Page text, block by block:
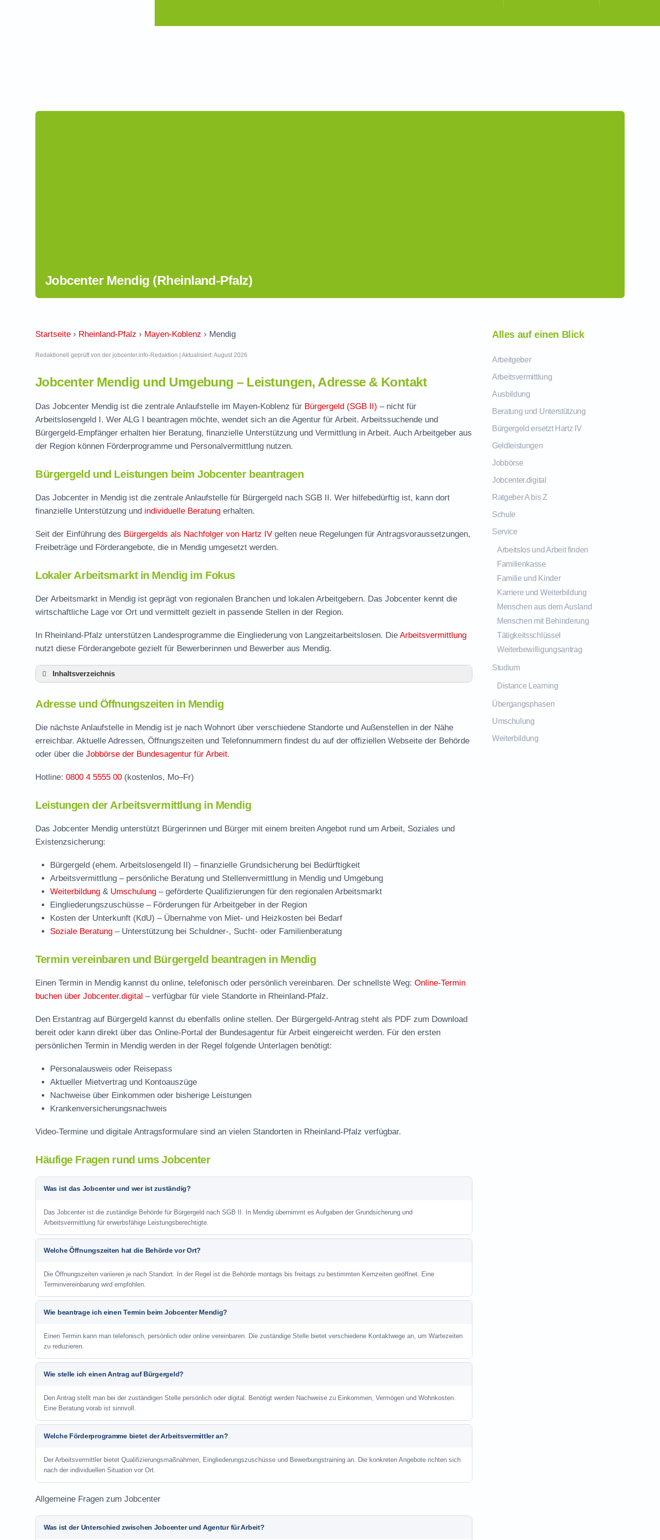
Jobcenter Mendig (Rheinland-Pfalz)
Startseite › Rheinland-Pfalz › Mayen-Koblenz › Mendig
Redaktionell geprüft von der jobcenter.info-Redaktion | Aktualisiert: August 2026
Jobcenter Mendig und Umgebung – Leistungen, Adresse & Kontakt
Das Jobcenter Mendig ist die zentrale Anlaufstelle im Mayen-Koblenz für Bürgergeld (SGB II) – nicht für
Arbeitslosengeld I. Wer ALG I beantragen möchte, wendet sich an die Agentur für Arbeit. Arbeitssuchende und
Bürgergeld-Empfänger erhalten hier Beratung, finanzielle Unterstützung und Vermittlung in Arbeit. Auch Arbeitgeber aus
der Region können Förderprogramme und Personalvermittlung nutzen.
Bürgergeld und Leistungen beim Jobcenter beantragen
Das Jobcenter in Mendig ist die zentrale Anlaufstelle für Bürgergeld nach SGB II. Wer hilfebedürftig ist, kann dort
finanzielle Unterstützung und individuelle Beratung erhalten.
Seit der Einführung des Bürgergelds als Nachfolger von Hartz IV gelten neue Regelungen für Antragsvoraussetzungen,
Freibeträge und Förderangebote, die in Mendig umgesetzt werden.
Lokaler Arbeitsmarkt in Mendig im Fokus
Der Arbeitsmarkt in Mendig ist geprägt von regionalen Branchen und lokalen Arbeitgebern. Das Jobcenter kennt die
wirtschaftliche Lage vor Ort und vermittelt gezielt in passende Stellen in der Region.
In Rheinland-Pfalz unterstützen Landesprogramme die Eingliederung von Langzeitarbeitslosen. Die Arbeitsvermittlung
nutzt diese Förderangebote gezielt für Bewerberinnen und Bewerber aus Mendig.
Inhaltsverzeichnis
Leistungen der Arbeitsvermittlung in Mendig
Termin vereinbaren und Bürgergeld beantragen
Jobcenter Mayen-Koblenz – zuständige Stelle
Stellenangebote und Jobbörse in Mendig
Häufige Fragen rund ums Jobcenter
Adresse und Öffnungszeiten in Mendig
Die nächste Anlaufstelle in Mendig ist je nach Wohnort über verschiedene Standorte und Außenstellen in der Nähe
erreichbar. Aktuelle Adressen, Öffnungszeiten und Telefonnummern findest du auf der offiziellen Webseite der Behörde
oder über die Jobbörse der Bundesagentur für Arbeit.
Hotline: 0800 4 5555 00 (kostenlos, Mo–Fr)
Leistungen der Arbeitsvermittlung in Mendig
Das Jobcenter Mendig unterstützt Bürgerinnen und Bürger mit einem breiten Angebot rund um Arbeit, Soziales und
Existenzsicherung:
Bürgergeld (ehem. Arbeitslosengeld II) – finanzielle Grundsicherung bei Bedürftigkeit
Arbeitsvermittlung – persönliche Beratung und Stellenvermittlung in Mendig und Umgebung
Weiterbildung & Umschulung – geförderte Qualifizierungen für den regionalen Arbeitsmarkt
Eingliederungszuschüsse – Förderungen für Arbeitgeber in der Region
Kosten der Unterkunft (KdU) – Übernahme von Miet- und Heizkosten bei Bedarf
Soziale Beratung – Unterstützung bei Schuldner-, Sucht- oder Familienberatung
Termin vereinbaren und Bürgergeld beantragen in Mendig
Einen Termin in Mendig kannst du online, telefonisch oder persönlich vereinbaren. Der schnellste Weg: Online-Termin
buchen über Jobcenter.digital – verfügbar für viele Standorte in Rheinland-Pfalz.
Den Erstantrag auf Bürgergeld kannst du ebenfalls online stellen. Der Bürgergeld-Antrag steht als PDF zum Download
bereit oder kann direkt über das Online-Portal der Bundesagentur für Arbeit eingereicht werden. Für den ersten
persönlichen Termin in Mendig werden in der Regel folgende Unterlagen benötigt:
Personalausweis oder Reisepass
Aktueller Mietvertrag und Kontoauszüge
Nachweise über Einkommen oder bisherige Leistungen
Krankenversicherungsnachweis
Video-Termine und digitale Antragsformulare sind an vielen Standorten in Rheinland-Pfalz verfügbar.
Häufige Fragen rund ums Jobcenter
Was ist das Jobcenter und wer ist zuständig?
Das Jobcenter ist die zuständige Behörde für Bürgergeld nach SGB II. In Mendig übernimmt es Aufgaben der Grundsicherung und
Arbeitsvermittlung für erwerbsfähige Leistungsberechtigte.
Welche Öffnungszeiten hat die Behörde vor Ort?
Die Öffnungszeiten variieren je nach Standort. In der Regel ist die Behörde montags bis freitags zu bestimmten Kernzeiten geöffnet. Eine
Terminvereinbarung wird empfohlen.
Wie beantrage ich einen Termin beim Jobcenter Mendig?
Einen Termin kann man telefonisch, persönlich oder online vereinbaren. Die zuständige Stelle bietet verschiedene Kontaktwege an, um Wartezeiten
zu reduzieren.
Wie stelle ich einen Antrag auf Bürgergeld?
Den Antrag stellt man bei der zuständigen Stelle persönlich oder digital. Benötigt werden Nachweise zu Einkommen, Vermögen und Wohnkosten.
Eine Beratung vorab ist sinnvoll.
Welche Förderprogramme bietet der Arbeitsvermittler an?
Der Arbeitsvermittler bietet Qualifizierungsmaßnahmen, Eingliederungszuschüsse und Bewerbungstraining an. Die konkreten Angebote richten sich
nach der individuellen Situation vor Ort.
Allgemeine Fragen zum Jobcenter
Was ist der Unterschied zwischen Jobcenter und Agentur für Arbeit?
Alles auf einen Blick
Arbeitgeber
Arbeitsvermittlung
Ausbildung
Beratung und Unterstützung
Bürgergeld ersetzt Hartz IV
Geldleistungen
Jobbörse
Jobcenter.digital
Ratgeber A bis Z
Schule
Service
Arbeitslos und Arbeit finden
Familienkasse
Familie und Kinder
Karriere und Weiterbildung
Menschen aus dem Ausland
Menschen mit Behinderung
Tätigkeitsschlüssel
Weiterbewilligungsantrag
Studium
Distance Learning
Übergangsphasen
Umschulung
Weiterbildung